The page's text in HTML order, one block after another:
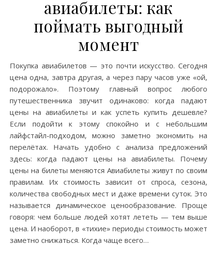
авиабилеты: как
поймать выгодный
момент
Покупка авиабилетов — это почти искусство. Сегодня
цена одна, завтра другая, а через пару часов уже «ой,
подорожало». Поэтому главный вопрос любого
путешественника звучит одинаково: когда падают
цены на авиабилеты и как успеть купить дешевле?
Если подойти к этому спокойно и с небольшим
лайфстайл-подходом, можно заметно экономить на
перелётах. Начать удобно с анализа предложений
здесь: когда падают цены на авиабилеты. Почему
цены на билеты меняются Авиабилеты живут по своим
правилам. Их стоимость зависит от спроса, сезона,
количества свободных мест и даже времени суток. Это
называется динамическое ценообразование. Проще
говоря: чем больше людей хотят лететь — тем выше
цена. И наоборот, в «тихие» периоды стоимость может
заметно снижаться. Когда чаще всего…